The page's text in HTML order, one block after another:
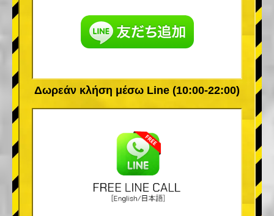
Δωρεάν κλήση μέσω Line (10:00-22:00)